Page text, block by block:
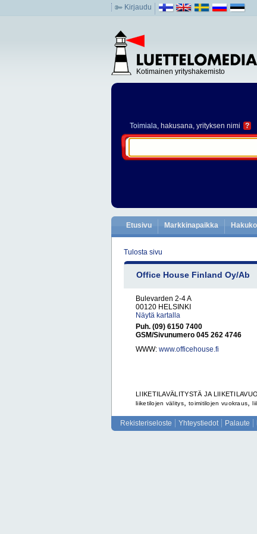
Kirjaudu
Kotimainen yrityshakemisto
Toimiala, hakusana, yrityksen nimi ?
Etusivu Markkinapaikka
Tulosta sivu
Office House Finland Oy/Ab
Bulevarden 2-4 A
00120 HELSINKI
Näytä kartalla
Puh. (09) 6150 7400
GSM/Sivunumero 045 262 4746
WWW: www.officehouse.fi
LIIKETILAVÄLITYSTÄ JA
liiketilojen välitys toimitilojen vuokraus ,
Rekisteriseloste Yhteystiedot Palaute